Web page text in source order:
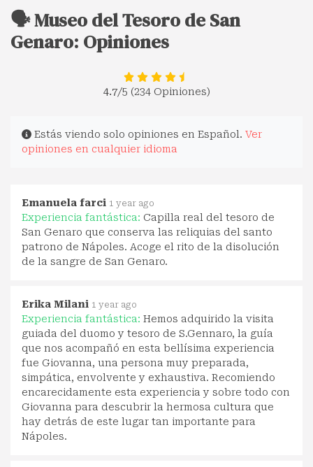
🗣️ Museo del Tesoro de San
Genaro: Opiniones
4.7/5 (234 Opiniones)
Estás viendo solo opiniones en Español. Ver
opiniones en cualquier idioma
Emanuela farci 1 year ago
Experiencia fantástica: Capilla real del tesoro de
San Genaro que conserva las reliquias del santo
patrono de Nápoles. Acoge el rito de la disolución
de la sangre de San Genaro.
Erika Milani 1 year ago
Experiencia fantástica: Hemos adquirido la visita
guiada del duomo y tesoro de S.Gennaro, la guía
que nos acompañó en esta bellísima experiencia
fue Giovanna, una persona muy preparada,
simpática, envolvente y exhaustiva. Recomiendo
encarecidamente esta experiencia y sobre todo con
Giovanna para descubrir la hermosa cultura que
hay detrás de este lugar tan importante para
Nápoles.